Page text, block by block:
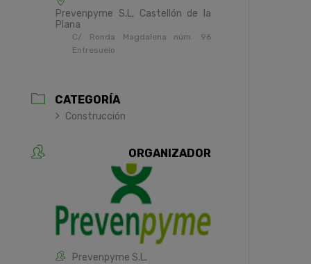
Prevenpyme S.L, Castellón de la
Plana
C/ Ronda Magdalena núm. 96
Entresuelo
CATEGORÍA
Construcción
ORGANIZADOR
Prevenpyme S.L.